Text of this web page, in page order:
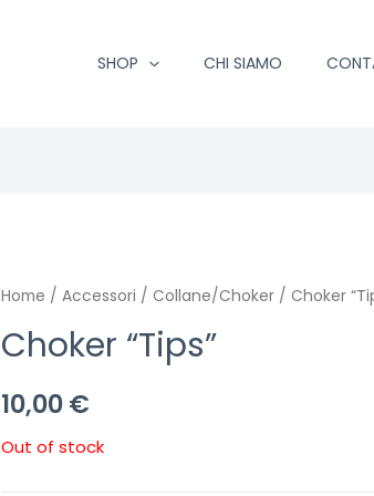
SHOP CHI SIAMO
Home / Accessori / Collane/Choker / Choker
Choker “Tips”
10,00€
Out of stock